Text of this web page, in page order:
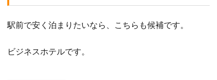
駅前で安く泊まりたいなら、こちらも候補です。
ビジネスホテルです。